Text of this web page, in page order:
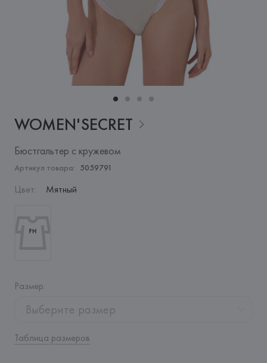
WOMEN'SECRET
Бюстгальтер с кружевом
Артикул товара: 5059791
Цвет: Мятный
Размер:
Выберите размер
Таблица размеров